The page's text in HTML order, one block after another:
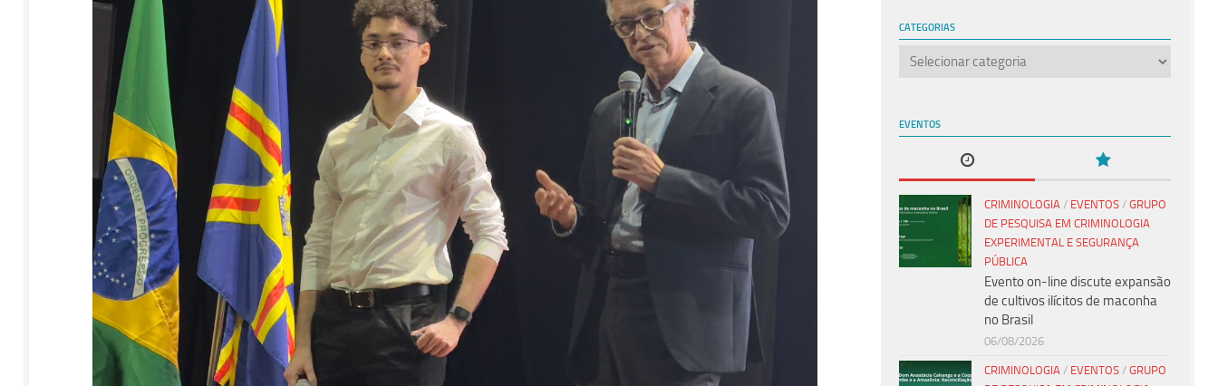
CATEGORIAS
Categorias
EVENTOS
CRIMINOLOGIA / EVENTOS / GRUPO
DE PESQUISA EM CRIMINOLOGIA
EXPERIMENTAL E SEGURANÇA
PÚBLICA
Evento on-line discute expansão
de cultivos ilícitos de maconha
no Brasil
06/08/2026
CRIMINOLOGIA / EVENTOS / GRUPO